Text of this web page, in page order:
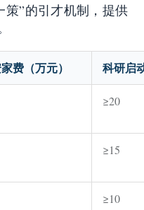
策”的引才机制，提供
费（万元） 科研启
≥20
≥15
≥10